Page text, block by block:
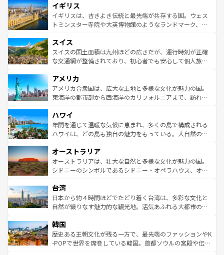
いる。シャンパンの発祥地であるランス、プロヴァンスの
香り高いラベンダー畑など、多彩な楽しみ方が可能だ。さ
らに、パリ以外の地域にも魅力が溢れており、どの街角に
れる地方に足を運ぶとそれぞれで全く異なる文化を体験で
きるだろう。 なお、新着のフランス情報はコンテンツ一覧
を参照してほしい。
顔を持つこの国は、どこを歩いても飽きることがない。ベ
ルリンの文化的活気、バイエルン州のアルプスの絶景、そ
してライン川沿いのワイン畑といった風景は必見。ビール
は、お酒好きな人にはぜひ体験してほしい。 なお、新着の
ドイツ情報はコンテンツ一覧を参照してほしい。
イギリス
イギリスは、古きよき伝統と最先端が共存する国。ウェス
トミンスター寺院や大英博物館のようなランドマーク、歴
リアごとに異なる魅力がある。また、優雅なアフタヌーン
ティー、ビール好きにはたまらない英国パブ、サッカー観
戦など、本場だからこそできる体験も豊富。イギリスを旅
ンツ一覧を参照してほしい。
スイス
スイスの国土面積は九州ほどの広さだが、運行時刻が正確
な交通網が整備されており、初心者でも安心して個人旅行
の建物がそのまま残る町や、スイスならではのユニークな
博物館もあり、アルプス観光だけでなく町歩きも満喫する
ことができる。国民の所得が高いため物価も高いが、旅行
ば市内交通費無料で観光を楽しむこともできる。 なお、新
着のスイス情報はコンテンツ一覧 を参照してほしい。
アメリカ
アメリカ合衆国は、広大な土地と多様な文化が魅力の国。
東海岸の都市部から西海岸のカリフォルニアまで、訪れる
のような巨大都市は、観光、ショッピング、エンターテイ
ンメントが詰まった刺激的なスポットだ。一方、アメリカ
西部には大自然が広がり、グランドキャニオンやイエロー
部のニューオーリンズでは、音楽と美食が融合した独特の
文化が魅力。旅行者はアメリカの各地域で異なる魅力を楽
しみながら、その多様性と豊かな歴史を感じることができ
ならではの贅沢な旅のスタイルだ。 なお、新着のアメリカ
情報はコンテンツ一覧を参照してほしい。
ハワイ
年間を通じて温暖な気候に恵まれ、多くの島で構成される
ハワイは、どの島も独自の魅力をもっている。大自然の神
ワイ島は見逃せない。また、定番の観光地といえばオアフ
島だが、静かな自然を求めるならマウイ島やカウアイ島が
おすすめ。エメラルドグリーンに輝く海をはじめ、豊かな
れるおもてなしの心で訪れる人々を迎えてくれるハワイの
人々、おいしいローカルフードやハワイアンミュージッ
ク、伝統的なフラダンスなど、すべてがハワイの魅力を彩
ワイを、存分に味わってほしい。 なお、新着のハワイ情報
はコンテンツ一覧を参照してほしい。
オーストラリア
オーストラリアは、壮大な自然と多様な文化が魅力の国。
シドニーのシンボルであるシドニー・オペラハウス、オー
リアリーフや大陸中央部にそびえるウルル（エアーズロッ
ク）、タスマニアの美しい原生林やケアンズの熱帯雨林な
ど、見どころがたくさん。また、カフェやワイン、オージ
いる。アクティビティも充実しており、サーフィンやダイ
ビング、ハイキングなど、アウトドア好きにはたまらな
い。オーストラリアの多彩な魅力を存分に味わいつくそ
台湾
日本から約４時間ほどでたどり着く台湾は、多彩な文化と
自然が織りなす魅力的な観光地。活気あふれる大都市の台
ン）、静ひつな山岳地帯である台湾東部など、都市の喧騒
と山間の静けさが共存しており、訪れる人に新しい発見と
驚きをもたらしてくれる。また、奥深い台湾の食文化も魅
韓国
歴史ある王朝文化が残る一方で、最先端のファッションやK
-POPで世界を席巻している韓国。首都ソウルの宮殿や伝統